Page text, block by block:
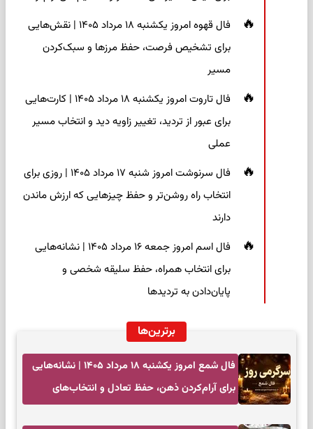
فال قهوه امروز یکشنبه ۱۸ مرداد ۱۴۰۵ | نقش‌هایی
برای تشخیص فرصت، حفظ مرزها و سبک‌کردن
مسیر
فال تاروت امروز یکشنبه ۱۸ مرداد ۱۴۰۵ | کارت‌هایی
برای عبور از تردید، تغییر زاویه دید و انتخاب مسیر
عملی
فال سرنوشت امروز شنبه ۱۷ مرداد ۱۴۰۵ | روزی برای
انتخاب راه روشن‌تر و حفظ چیزهایی که ارزش ماندن
دارند
فال اسم امروز جمعه ۱۶ مرداد ۱۴۰۵ | نشانه‌هایی
برای انتخاب همراه، حفظ سلیقه شخصی و
پایان‌دادن به تردیدها
برترین‌ها
فال شمع امروز یکشنبه ۱۸ مرداد ۱۴۰۵ | نشانه‌هایی
برای آرام‌کردن ذهن، حفظ تعادل و انتخاب‌های